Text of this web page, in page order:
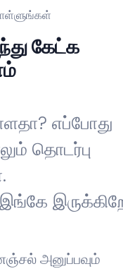
கேட்க
எப்போது
தொடர்பு
அனுப்பவும்